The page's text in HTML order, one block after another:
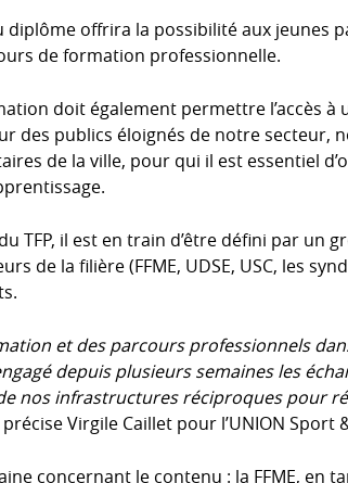
diplôme offrira la possibilité aux jeunes
de formation professionnelle.
doit également permettre l’accès à
des publics éloignés de notre secteur,
de la ville, pour qui il est essentiel
TFP, il est en train d’être défini par un
de la filière (FFME, UDSE, USC, les
et des parcours professionnels
depuis plusieurs semaines les
nos infrastructures réciproques pour
Virgile Caillet pour l’UNION Sport
concernant le contenu : la FFME, en